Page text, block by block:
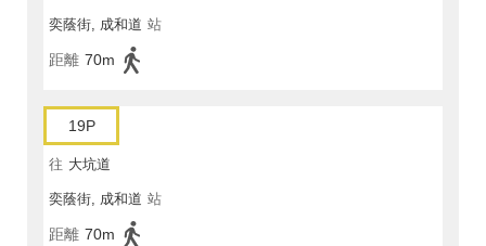
奕蔭街, 成和道 站
距離 70m
19P
往 大坑道
奕蔭街, 成和道 站
距離 70m